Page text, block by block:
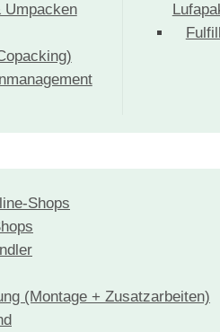
Umpacken
Shops
(Montage + Zusatzarbeiten)